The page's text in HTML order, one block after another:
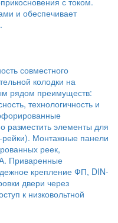
и обеспечивает
совместного
колодки на
рядом преимуществ:
технологичность и
разместить элементы для
Монтажные панели
реек,
Приваренные
крепление ФП, DIN-
двери через
к низковольтной